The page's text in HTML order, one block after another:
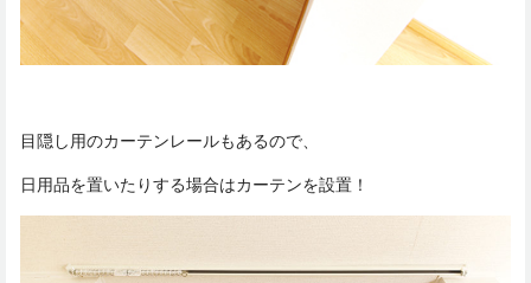
目隠し用のカーテンレールもあるので、
日用品を置いたりする場合はカーテンを設置！